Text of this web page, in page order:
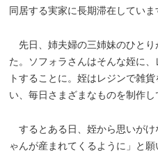
同居する実家に長期滞在していま
先日、姉夫婦の三姉妹のひとり
た。ソフォラさんはそんな姪に
トすることに。姪はレジンで雑
い、毎日さまざまなものを制作し
するとある日、姪から思いがけ
ゃんが産まれてくるように」と